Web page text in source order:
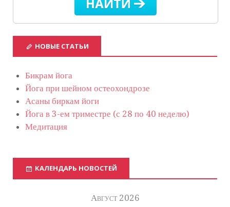
НОВЫЕ СТАТЬИ
Бикрам йога
Йога при шейном остеохондрозе
Асаны биркам йоги
Йога в 3-ем триместре (с 28 по 40 неделю)
Медитация
КАЛЕНДАРЬ НОВОСТЕЙ
Август 2026